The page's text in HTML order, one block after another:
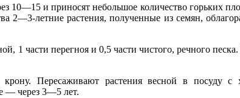
10—15 и приносят небольшое количество горьких
2—3-летние растения, полученные из семян,
1 части перегноя и 0,5 части чистого, речного
Пересаживают растения весной в посуду с
— через 3—5 лет.